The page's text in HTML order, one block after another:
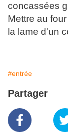
concassées
Mettre au
la lame d'un
#entrée
Partager